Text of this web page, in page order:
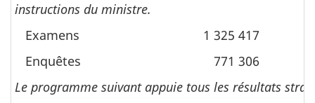
instructions du ministre.
Examens
1 325 417
Enquêtes
771 306
Le programme suivant appuie tous les résultats